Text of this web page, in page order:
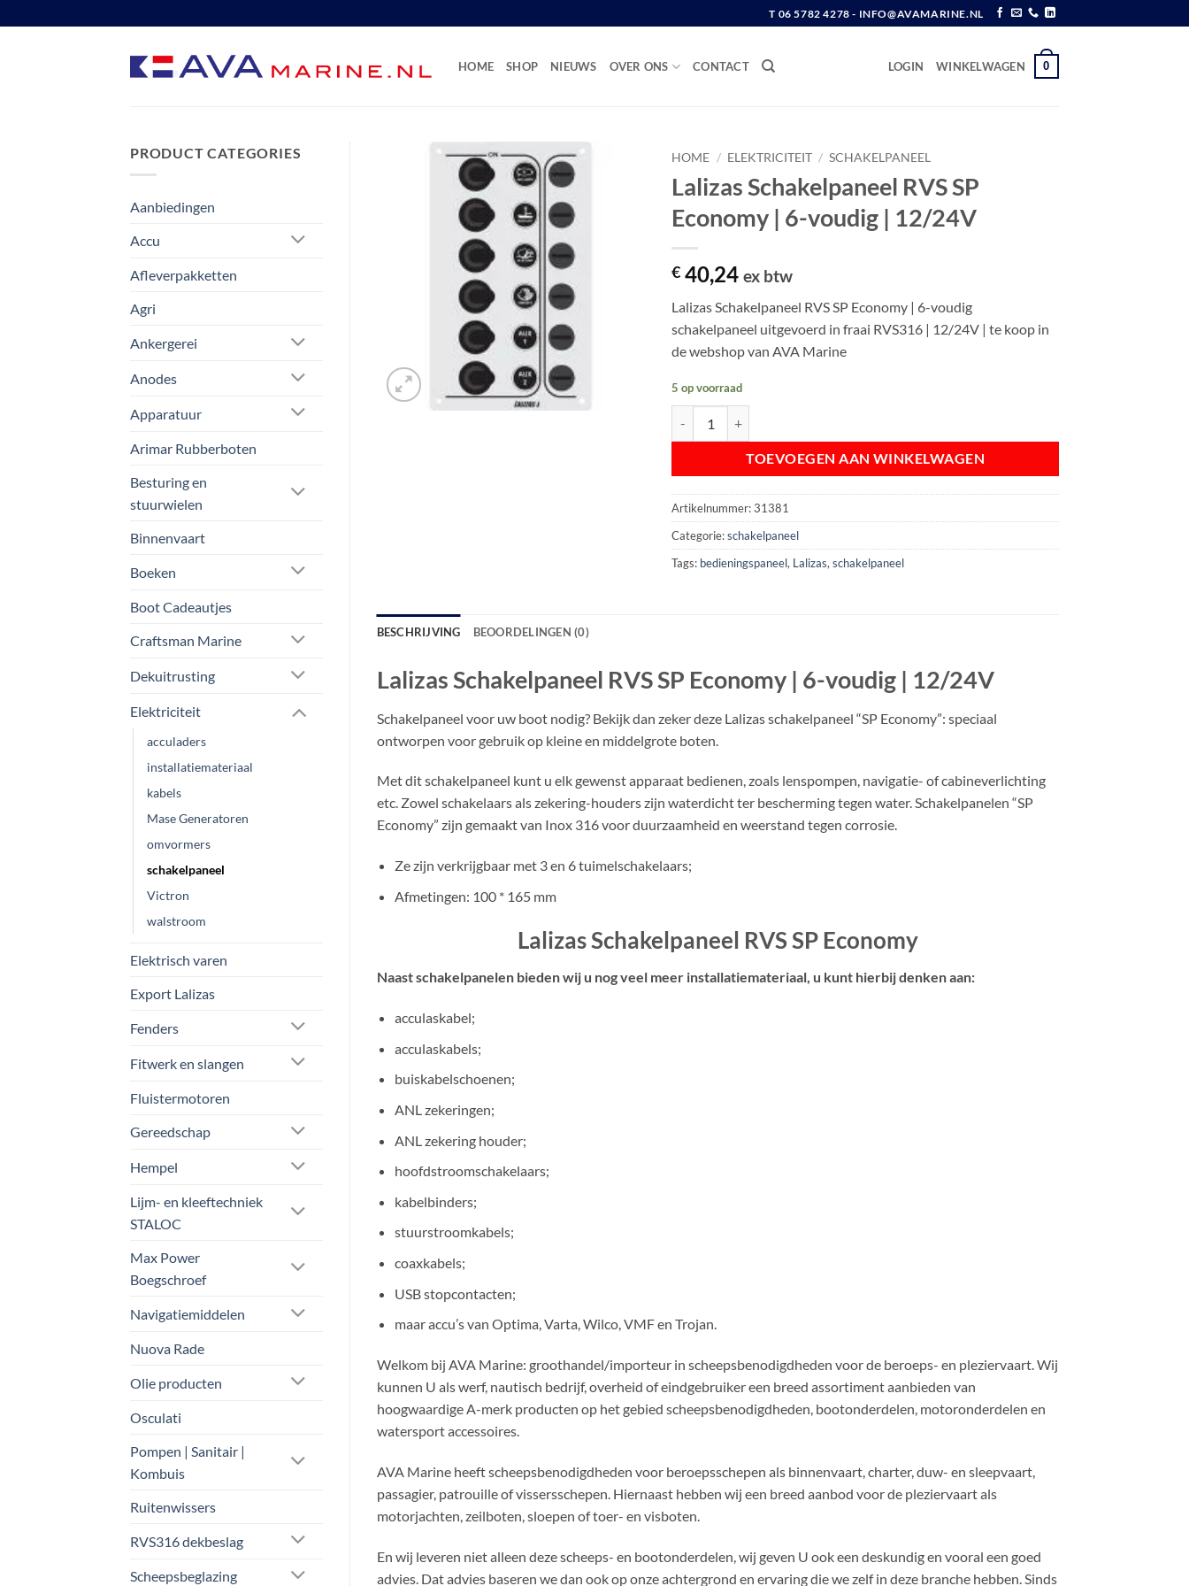
naar
T 06 5782 4278 - INFO@AVAMARINE.NL
HOME SHOP NIEUWS OVER ONS CONTACT LOGIN WINKELWAGEN 0
PRODUCT CATEGORIES
Aanbiedingen
Accu
Afleverpakketten
Agri
Ankergerei
Anodes
Apparatuur
Arimar Rubberboten
Besturing en
stuurwielen
Binnenvaart
Boeken
Boot Cadeautjes
Craftsman Marine
Dekuitrusting
Elektriciteit
acculaders
installatiemateriaal
kabels
Mase Generatoren
omvormers
schakelpaneel
Victron
walstroom
Elektrisch varen
Export Lalizas
Fenders
Fitwerk en slangen
Fluistermotoren
Gereedschap
Hempel
Lijm- en kleeftechniek
STALOC
Max Power
Boegschroef
Navigatiemiddelen
Nuova Rade
Olie producten
Osculati
Pompen | Sanitair |
Kombuis
Ruitenwissers
RVS316 dekbeslag
Scheepsbeglazing
HOME / ELEKTRICITEIT / SCHAKELPANEEL
Lalizas Schakelpaneel RVS SP
Economy | 6-voudig | 12/24V
€ 40,24 ex btw
Lalizas Schakelpaneel RVS SP Economy | 6-voudig
schakelpaneel uitgevoerd in fraai RVS316 | 12/24V | te koop in
de webshop van AVA Marine
5 op voorraad
TOEVOEGEN AAN WINKELWAGEN
Artikelnummer:31381
Categorie:schakelpaneel
Tags: bedieningspaneel, Lalizas,schakelpaneel
BESCHRIJVING BEOORDELINGEN (0)
Lalizas Schakelpaneel RVS SP Economy | 6-voudig | 12/24V
Schakelpaneel voor uw boot nodig? Bekijk dan zeker deze Lalizas schakelpaneel “SP Economy”: speciaal
ontworpen voor gebruik op kleine en middelgrote boten.
Met dit schakelpaneel kunt u elk gewenst apparaat bedienen, zoals lenspompen, navigatie- of cabineverlichting
etc. Zowel schakelaars als zekering-houders zijn waterdicht ter bescherming tegen water. Schakelpanelen “SP
Economy” zijn gemaakt van Inox 316 voor duurzaamheid en weerstand tegen corrosie.
Ze zijn verkrijgbaar met 3 en 6 tuimelschakelaars;
Afmetingen: 100 * 165 mm
Lalizas Schakelpaneel RVS SP Economy
Naast schakelpanelen bieden wij u nog veel meer installatiemateriaal, u kunt hierbij denken aan:
acculaskabel;
acculaskabels;
buiskabelschoenen;
ANL zekeringen;
ANL zekering houder;
hoofdstroomschakelaars;
kabelbinders;
stuurstroomkabels;
coaxkabels;
USB stopcontacten;
maar accu’s van Optima, Varta, Wilco, VMF en Trojan.
Welkom bij AVA Marine: groothandel/importeur in scheepsbenodigdheden voor de beroeps- en pleziervaart. Wij
kunnen U als werf, nautisch bedrijf, overheid of eindgebruiker een breed assortiment aanbieden van
hoogwaardige A-merk producten op het gebied scheepsbenodigdheden, bootonderdelen, motoronderdelen en
watersport accessoires.
AVA Marine heeft scheepsbenodigdheden voor beroepsschepen als binnenvaart, charter, duw- en sleepvaart,
passagier, patrouille of vissersschepen. Hiernaast hebben wij een breed aanbod voor de pleziervaart als
motorjachten, zeilboten, sloepen of toer- en visboten.
En wij leveren niet alleen deze scheeps- en bootonderdelen, wij geven U ook een deskundig en vooral een goed
advies. Dat advies baseren we dan ook op onze achtergrond en ervaring die we zelf in deze branche hebben. Sinds